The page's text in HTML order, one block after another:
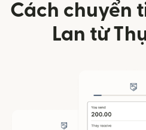
Cách chuyển
Lan từ